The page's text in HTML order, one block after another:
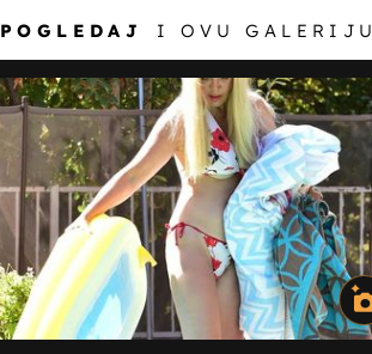
POGLEDAJ I OVU GALERIJU